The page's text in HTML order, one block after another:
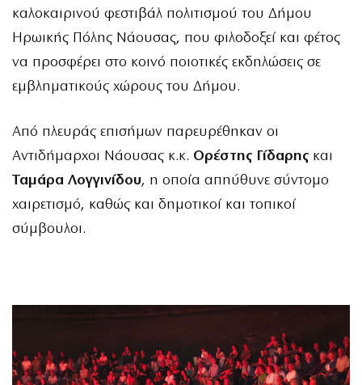
καλοκαιρινού φεστιβάλ πολιτισμού του Δήμου
Ηρωικής Πόλης Νάουσας, που φιλοδοξεί και φέτος
να προσφέρει στο κοινό ποιοτικές εκδηλώσεις σε
εμβληματικούς χώρους του Δήμου.
Από πλευράς επισήμων παρευρέθηκαν οι
Αντιδήμαρχοι Νάουσας κ.κ. Ορέστης Γίδαρης και
Ταμάρα Λογγινίδου, η οποία απηύθυνε σύντομο
χαιρετισμό, καθώς και δημοτικοί και τοπικοί
σύμβουλοι.